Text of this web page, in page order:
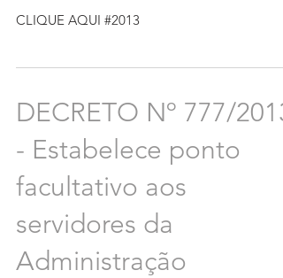
CLIQUE AQUI #2013
DECRETO Nº 777/2013
- Estabelece ponto
facultativo aos
servidores da
Administração